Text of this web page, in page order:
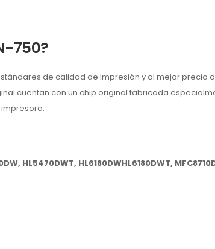
750?
de calidad de impresión y al mejor precio
cuentan con un chip original fabricada
HL5470DWT, HL6180DWHL6180DWT,